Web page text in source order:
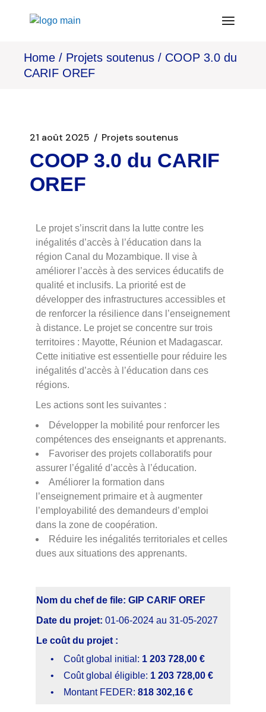
Home Projets soutenus
COOP 3.0 du
CARIF OREF
21 août 2025 Projets soutenus
COOP 3.0 du CARIF
OREF
Le projet s’inscrit dans la lutte contre les
inégalités d’accès à l’éducation dans la
région Canal du Mozambique. Il vise à
améliorer l’accès à des services éducatifs de
qualité et inclusifs. La priorité est de
développer des infrastructures accessibles et
de renforcer la résilience dans l’enseignement
à distance. Le projet se concentre sur trois
territoires : Mayotte, Réunion et Madagascar.
Cette initiative est essentielle pour réduire les
inégalités d’accès à l’éducation dans ces
régions.
Les actions sont les suivantes :
Développer la mobilité pour renforcer les
compétences des enseignants et apprenants.
Favoriser des projets collaboratifs pour
assurer l’égalité d’accès à l’éducation.
Améliorer la formation dans
l’enseignement primaire et à augmenter
l’employabilité des demandeurs d’emploi
dans la zone de coopération.
Réduire les inégalités territoriales et celles
dues aux situations des apprenants.
Nom du chef de file: GIP CARIF OREF
Date du projet: 01-06-2024 au 31-05-2027
Le coût du projet :
•
Coût global initial: 1 203 728,00 €
•
Coût global éligible: 1 203 728,00 €
•
Montant FEDER:818 302,16 €